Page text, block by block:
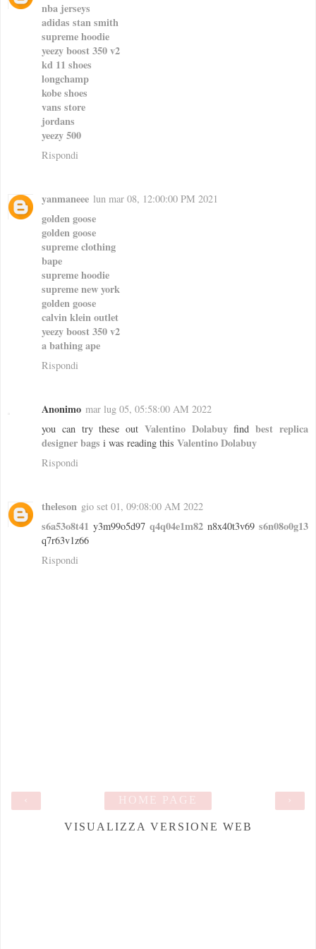
nba jerseys
adidas stan smith
supreme hoodie
yeezy boost 350 v2
kd 11 shoes
longchamp
kobe shoes
vans store
jordans
yeezy 500
Rispondi
yanmaneee lun mar 08, 12:00:00 PM 2021
golden goose
golden goose
supreme clothing
bape
supreme hoodie
supreme new york
golden goose
calvin klein outlet
yeezy boost 350 v2
a bathing ape
Rispondi
Anonimo mar lug 05, 05:58:00 AM 2022
you can try these out Valentino Dolabuyfindbest replica
designer bags i was reading this Valentino Dolabuy
Rispondi
theleson gio set 01, 09:08:00 AM 2022
s6a53o8t41 y3m99o5d97 q4q04e1m82 n8x40t3v69 s6n08o0g13
q7r63v1z66
Rispondi
›
HOME PAGE
VISUALIZZA VERSIONE WEB